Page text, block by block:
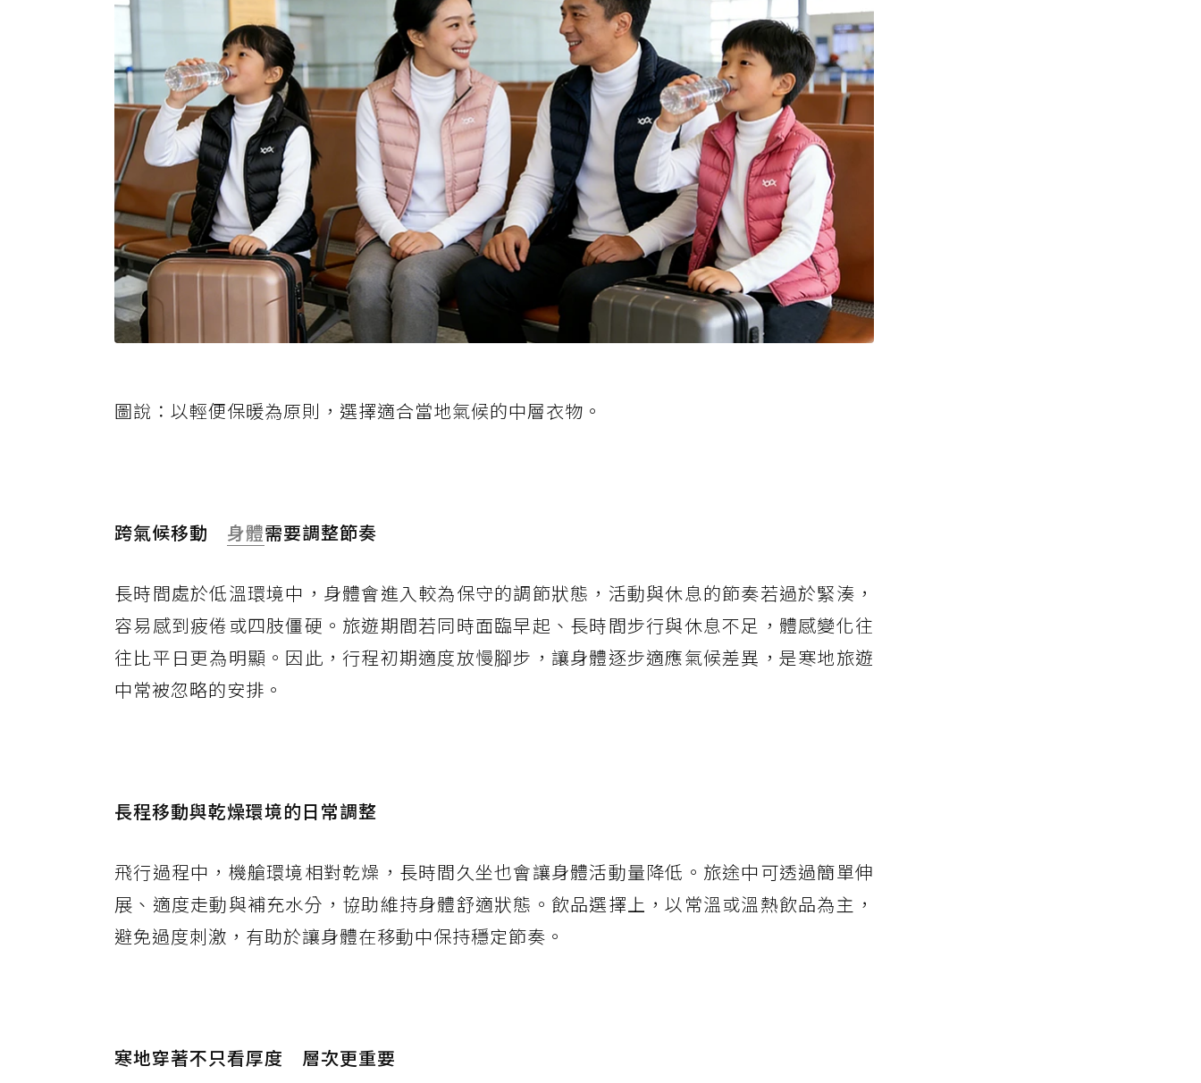
圖說：以輕便保暖為原則，選擇適合當地氣候的中層衣物。
跨氣候移動 身體需要調整節奏
長時間處於低溫環境中，身體會進入較為保守的調節狀態，活動與休息的節奏若過於緊湊，
容易感到疲倦或四肢僵硬。旅遊期間若同時面臨早起、長時間步行與休息不足，體感變化往
往比平日更為明顯。因此，行程初期適度放慢腳步，讓身體逐步適應氣候差異，是寒地旅遊
中常被忽略的安排。
長程移動與乾燥環境的日常調整
飛行過程中，機艙環境相對乾燥，長時間久坐也會讓身體活動量降低。旅途中可透過簡單伸
展、適度走動與補充水分，協助維持身體舒適狀態。飲品選擇上，以常溫或溫熱飲品為主，
避免過度刺激，有助於讓身體在移動中保持穩定節奏。
寒地穿著不只看厚度 層次更重要